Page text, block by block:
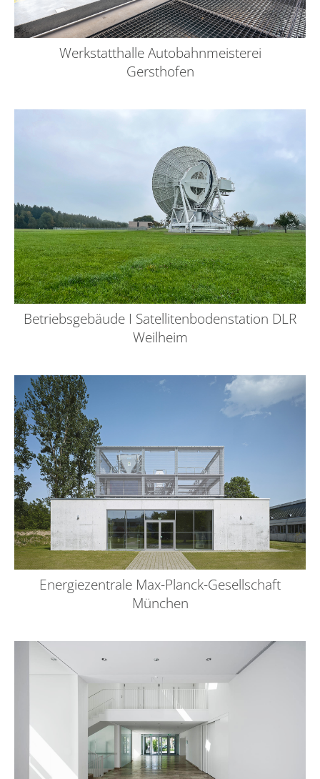
Werkstatthalle Autobahnmeisterei
Gersthofen
Betriebsgebäude I Satellitenbodenstation DLR
Weilheim
Energiezentrale Max-Planck-Gesellschaft
München